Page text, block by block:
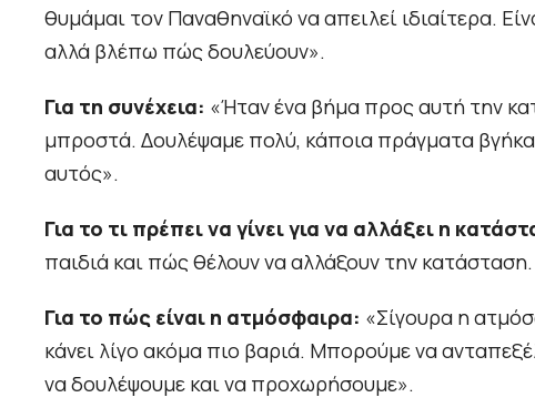
θυμάμαι τον Παναθηναϊκό να απειλεί ιδιαίτερα.
αλλά βλέπω πώς δουλεύουν».
Για τη συνέχεια: «Ήταν ένα βήμα προς αυτή την
μπροστά. Δουλέψαμε πολύ, κάποια πράγματα
αυτός».
Για το τι πρέπει να γίνει για να αλλάξει η
παιδιά και πώς θέλουν να αλλάξουν την
Για το πώς είναι η ατμόσφαιρα: «Σίγουρα η
κάνει λίγο ακόμα πιο βαριά. Μπορούμε να
να δουλέψουμε και να προχωρήσουμε».